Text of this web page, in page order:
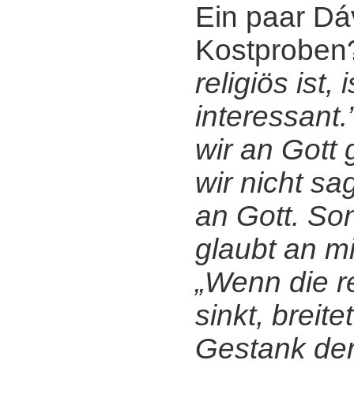
Ein paar
religiös ist,
wir an Gott
wir nicht
an Gott.
glaubt an
„Wenn die
sinkt,
Gestank